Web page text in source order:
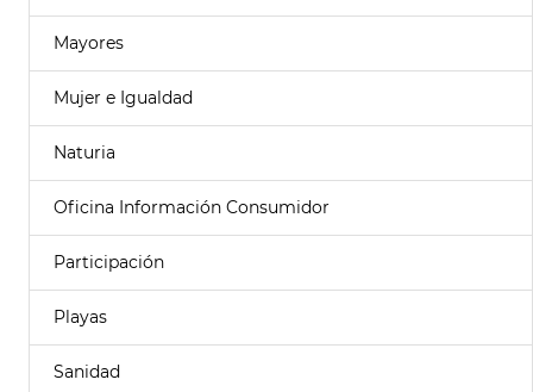
Mayores
Mujer e Igualdad
Naturia
Oficina Información Consumidor
Participación
Playas
Sanidad